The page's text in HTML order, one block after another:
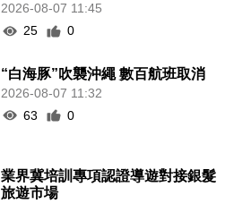
2026-08-07 11:45
25
0
“白海豚”吹襲沖繩 數百航班取消
2026-08-07 11:32
63
0
業界冀培訓專項認證導遊對接銀髮
旅遊市場